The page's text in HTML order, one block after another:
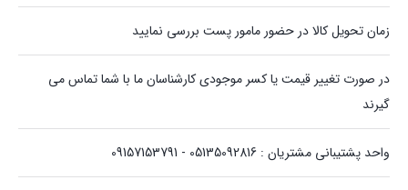
زمان تحویل کالا در حضور مامور پست بررسی نمایید
در صورت تغییر قیمت یا کسر موجودی کارشناسان ما با شما تماس می
گیرند
واحد پشتیبانی مشتریان : 05135092816 - 09157153791